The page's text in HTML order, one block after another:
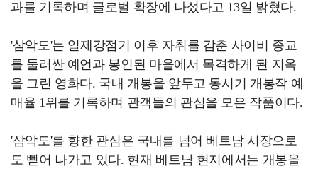
과를 기록하며 글로벌 확장에 나섰다고 13일 밝혔다.
'삼악도'는 일제강점기 이후 자취를 감춘 사이비 종교
를 둘러싼 예언과 봉인된 마을에서 목격하게 된 지옥
을 그린 영화다. 국내 개봉을 앞두고 동시기 개봉작 예
매율 1위를 기록하며 관객들의 관심을 모은 작품이다.
'삼악도'를 향한 관심은 국내를 넘어 베트남 시장으로
도 뻗어 나가고 있다. 현재 베트남 현지에서는 개봉을